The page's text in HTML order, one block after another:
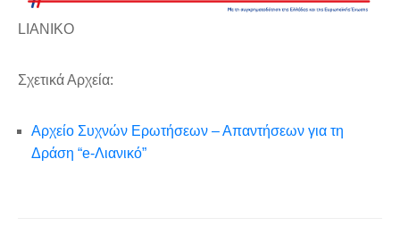
LIANIKO
Σχετικά Αρχεία:
Αρχείο Συχνών Ερωτήσεων – Απαντήσεων για τη
Δράση “e-Λιανικό”